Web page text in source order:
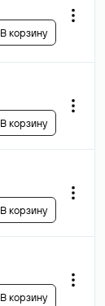
В корзину
В корзину
В корзину
В корзину